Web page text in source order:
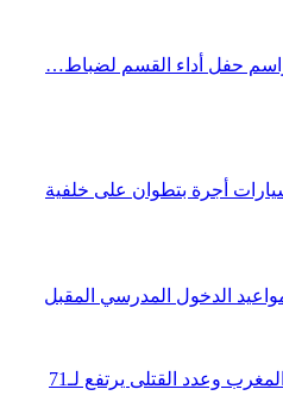
حفل أداء القسم لضباط…
أجرة بتطوان على خلفية
الدخول المدرسي المقبل